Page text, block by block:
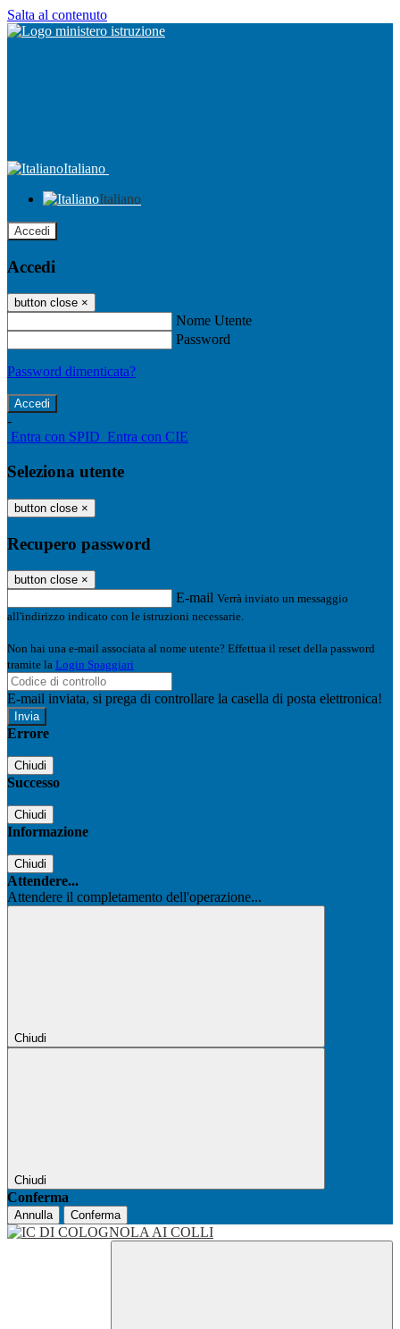
Salta al contenuto
Italiano
Italiano
Accedi
Accedi
button close ×
Nome Utente
Password
Password dimenticata?
-
Entra con SPID Entra con CIE
Seleziona utente
button close ×
Recupero password
button close ×
E-mail Verrà inviato un messaggio
all'indirizzo indicato con le istruzioni necessarie.
Non hai una e-mail associata al nome utente? Effettua il reset della password
tramite la Login Spaggiari
E-mail inviata, si prega di controllare la casella di posta elettronica!
Errore
Chiudi
Successo
Chiudi
Informazione
Chiudi
Attendere...
Attendere il completamento dell'operazione...
Chiudi
Chiudi
Conferma
Annulla Conferma